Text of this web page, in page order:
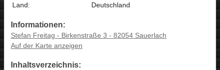
Land:
Deutschland
Informationen:
Stefan Freitag - Birkenstraße 3 - 82054 Sauerlach
Auf der Karte anzeigen
Inhaltsverzeichnis: